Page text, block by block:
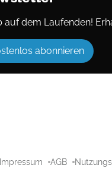
auf dem Laufenden!
abonnieren
Impressum AGB